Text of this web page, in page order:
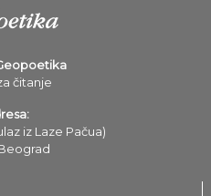
čitanje
iz Laze Pačua)